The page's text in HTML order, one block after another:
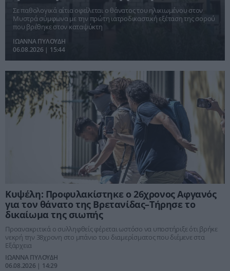
καταψύκτη
Σε παθολογικά αίτια οφείλεται ο θάνατος του ηλικιωμένου στον
Μυστρά σύμφωνα με την πρώτη ιατροδικαστική εξέταση της σορού
που βρέθηκε στον καταψύκτη
ΙΩΑΝΝΑ ΠΥΛΟΥΔΗ
06.08.2026 | 15:44
Κυψέλη: Προφυλακίστηκε ο 26χρονος Αφγανός
για τον θάνατο της Βρετανίδας–Τήρησε το
δικαίωμα της σιωπής
Προανακριτικά ο συλληφθείς φέρεται ωστόσο να υποστήριξε ότι βρήκε
νεκρή την 38χρονη στο μπάνιο του διαμερίσματος που διέμενε στα
Εξάρχεια
ΙΩΑΝΝΑ ΠΥΛΟΥΔΗ
06.08.2026 | 14:29